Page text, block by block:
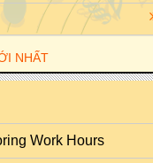
NHẤT
Work Hours